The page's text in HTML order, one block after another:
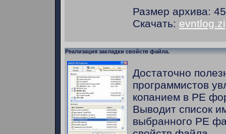
Размер архива:
Скачать:
Реализация закладки свойств файла.
Достаточно
программистов
копанием в РЕ
Выводит список
выбранного РЕ